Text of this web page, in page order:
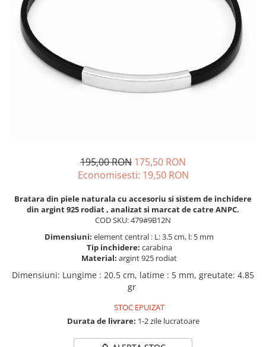
INELE
PIERCING
SETURI BIJUTERII
ACE DE CRAVATA
BRATARI PENTRU PICIOR
INELE
BUTONI
BRATARA TIP ROZARIU
LANTURI TIP ROZARIU
195,00 RON 175,50 RON
Economisesti: 19,50 RON
Bratara din piele naturala cu accesoriu si sistem de inchidere
din argint 925 rodiat , analizat si marcat de catre ANPC.
COD SKU: 479#9B12N
Dimensiuni: element central : L: 3.5 cm, l: 5 mm
Tip inchidere: carabina
Material: argint 925 rodiat
Dimensiuni: Lungime : 20.5 cm, latime : 5 mm, greutate: 4.85
gr
STOC EPUIZAT
Durata de livrare: 1-2 zile lucratoare